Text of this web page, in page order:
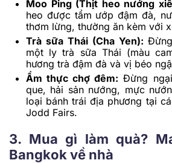
Moo Ping (Thịt heo nướng
heo được tẩm ướp đậm đà,
thơm lừng, thường ăn kèm với
Trà sữa Thái (Cha Yen):
một ly trà sữa Thái (màu
hương trà đậm đà và vị béo
Ẩm thực chợ đêm: Đừng
que, hải sản nướng, mực
loại bánh trái địa phương tại
Jodd Fairs.
3. Mua gì làm quà?
Bangkok về nhà